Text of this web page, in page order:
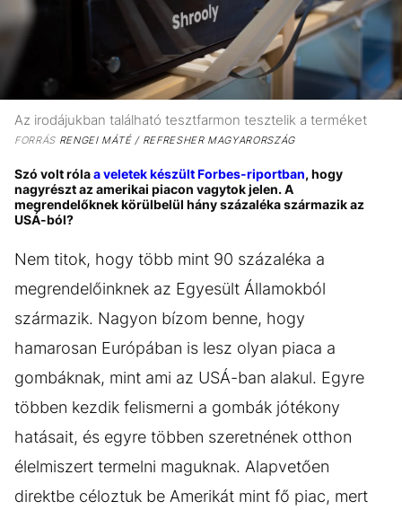
Az irodájukban található tesztfarmon tesztelik a terméket
FORRÁSRENGEI MÁTÉ / REFRESHER MAGYARORSZÁG
Szó volt rólaa veletek készült Forbes-riportban, hogy
nagyrészt az amerikai piacon vagytok jelen. A
megrendelőknek körülbelül hány százaléka származik az
USÁ-ból?
Nem titok, hogy több mint 90 százaléka a
megrendelőinknek az Egyesült Államokból
származik. Nagyon bízom benne, hogy
hamarosan Európában is lesz olyan piaca a
gombáknak, mint ami az USÁ-ban alakul. Egyre
többen kezdik felismerni a gombák jótékony
hatásait, és egyre többen szeretnének otthon
élelmiszert termelni maguknak. Alapvetően
direktbe céloztuk be Amerikát mint fő piac, mert